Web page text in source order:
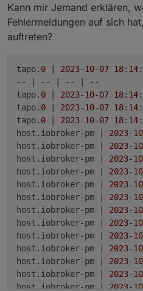
Kann mir Jemand erklären,
Fehlermeldungen auf sich
auftreten?
tapo. 0 2023-10-07 18: 14:
-- | -- | -- | --
tapo. 0 2023-10-07 18: 14:
tapo. 0 2023-10-07 18: 14:
tapo. 0 2023-10-07 18: 14:
host.iobroker-pm | 2023-10
host.iobroker-pm | 2023-10
host.iobroker-pm | 2023-10
host.iobroker-pm | 2023-10
host.iobroker-pm | 2023-10
host.iobroker-pm | 2023-10
host.iobroker-pm | 2023-10
host.iobroker-pm | 2023-10
host.iobroker-pm | 2023-10
host.iobroker-pm | 2023-10
host.iobroker-pm | 2023-10
host.iobroker-pm | 2023-10
host.iobroker-pm | 2023-10